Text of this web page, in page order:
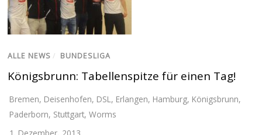
ALLE NEWS / BUNDESLIGA
Königsbrunn: Tabellenspitze für einen Tag!
Bremen, Deisenhofen, DSL, Erlangen, Hamburg, Königsbrunn,
Paderborn, Stuttgart,Worms